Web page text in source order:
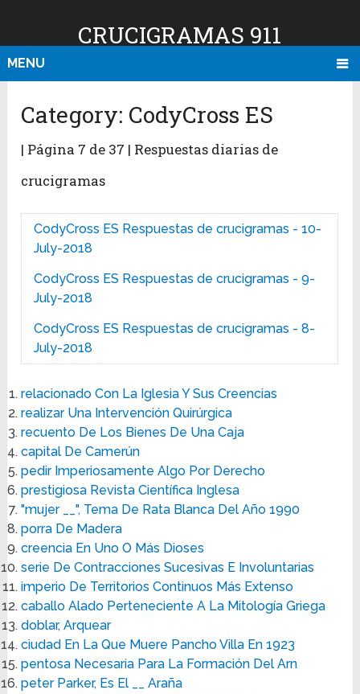
CRUCIGRAMAS 911
MENU
Category: CodyCross ES
| Página 7 de 37 | Respuestas diarias de
crucigramas
CodyCross ES Respuestas de crucigramas - 10-
July-2018
CodyCross ES Respuestas de crucigramas - 9-
July-2018
CodyCross ES Respuestas de crucigramas - 8-
July-2018
relacionado Con La Iglesia Y Sus Creencias
realizar Una Intervención Quirúrgica
recuento De Los Bienes De Una Caja
capital De Camerún
pedir Imperiosamente Algo Por Derecho
prestigiosa Revista Científica Inglesa
"mujer __", Tema De Rata Blanca Del Año 1990
porra De Madera
creencia En Uno O Más Dioses
serie De Contracciones Sucesivas E Involuntarias
imperio De Territorios Continuos Más Extenso
caballo Alado Perteneciente A La Mitología Griega
doblar, Arquear
ciudad En La Que Muere Pancho Villa En 1923
pentosa Necesaria Para La Formación Del Arn
peter Parker, Es El __ Araña